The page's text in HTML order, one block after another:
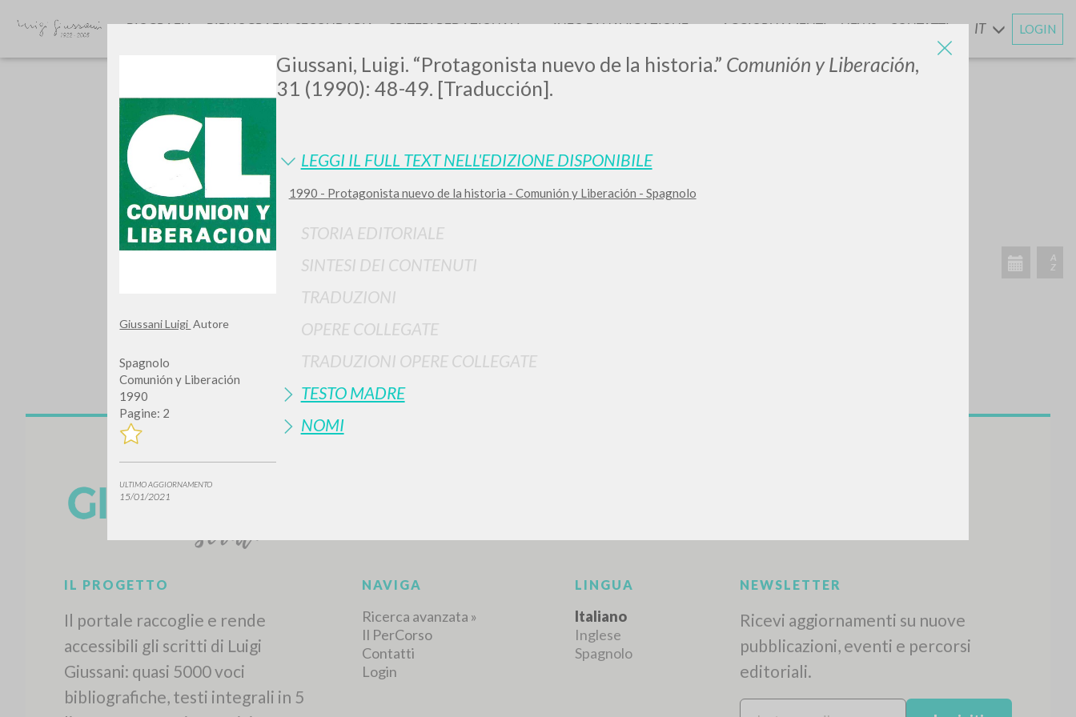
Giussani Luigi Autore
Spagnolo
Comunión y Liberación
1990
Pagine: 2
ULTIMO AGGIORNAMENTO
15/01/2021
Giussani, Luigi. “Protagonista nuevo de la historia.” Comunión y Liberación,
31 (1990): 48-49. [Traducción].
LEGGI IL FULL TEXT NELL'EDIZIONE DISPONIBILE
1990 - Protagonista nuevo de la historia - Comunión y Liberación - Spagnolo
STORIA EDITORIALE
SINTESI DEI CONTENUTI
TRADUZIONI
OPERE COLLEGATE
TRADUZIONI OPERE COLLEGATE
TESTO MADRE
NOMI
LUIGI
GIUSSANI
scritti
BIOGRAFIA BIBLIOGRAFIA SECONDARIA CRITERI REDAZIONALI INFO DI NAVIGAZIONE AGGIORNAMENTIENEWS CONTATTI IT LOGIN
TIPOLOGIA OPERA LINGUA ATTIVITÀ RECENTI